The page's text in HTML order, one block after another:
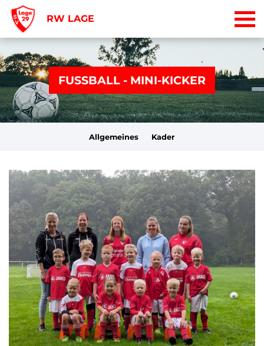
RW LAGE
FUSSBALL - MINI-KICKER
Allgemeines Kader